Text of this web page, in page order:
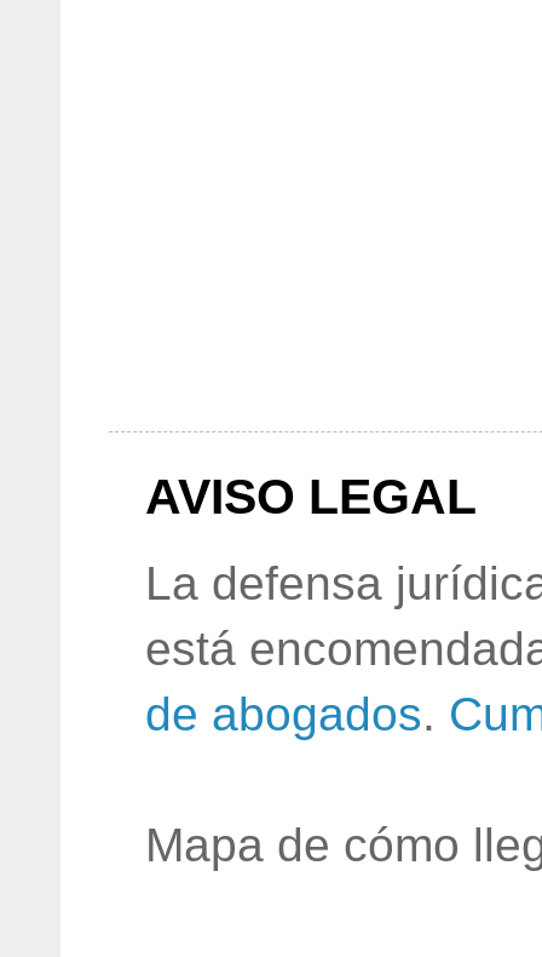
AVISO LEGAL
La defensa
está
de abogados.
Mapa de cómo